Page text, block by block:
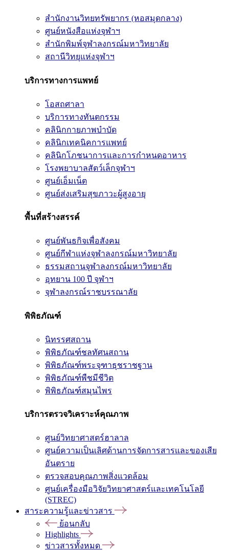
สำนักงานวิทยทรัพยากร (หอสมุดกลาง)
ศูนย์หนังสือแห่งจุฬาฯ
สำนักพิมพ์จุฬาลงกรณ์มหาวิทยาลัย
สถานีวิทยุแห่งจุฬาฯ
บริการทางการแพทย์
โอสถศาลา
บริการทางทันตกรรม
คลินิกกายภาพบำบัด
คลินิกเทคนิคการแพทย์
คลินิกโภชนาการและการกำหนดอาหาร
โรงพยาบาลสัตว์เล็กจุฬาฯ
ศูนย์เอ็มเน็ต
ศูนย์ส่งเสริมสุขภาวะผู้สูงอายุ
พื้นที่สร้างสรรค์
ศูนย์พันธกิจเพื่อสังคม
ศูนย์กีฬาแห่งจุฬาลงกรณ์มหาวิทยาลัย
ธรรมสถานจุฬาลงกรณ์มหาวิทยาลัย
อุทยาน 100 ปี จุฬาฯ
จุฬาลงกรณ์ราชบรรณาลัย
พิพิธภัณฑ์
นิทรรศสถาน
พิพิธภัณฑ์ชลทัศนสถาน
พิพิธภัณฑ์พระจุฑาธุชราชฐาน
พิพิธภัณฑ์พืชมีชีวิต
พิพิธภัณฑ์สมุนไพร
บริการตรวจวิเคราะห์คุณภาพ
ศูนย์วิทยาศาสตร์ฮาลาล
ศูนย์ความเป็นเลิศด้านการจัดการสารและของเสีย
อันตราย
ตรวจสอบคุณภาพสิ่งแวดล้อม
ศูนย์เครื่องมือวิจัยวิทยาศาสตร์และเทคโนโลยี
(STREC)
สาระความรู้และข่าวสาร
ย้อนกลับ
Highlights
ข่าวสารทั้งหมด